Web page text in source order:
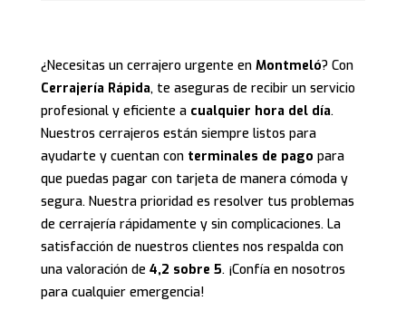
¿Necesitas un cerrajero urgente en Montmeló? Con
Cerrajería Rápida, te aseguras de recibir un servicio
profesional y eficiente a cualquier hora del día.
Nuestros cerrajeros están siempre listos para
ayudarte y cuentan con terminales de pago para
que puedas pagar con tarjeta de manera cómoda y
segura. Nuestra prioridad es resolver tus problemas
de cerrajería rápidamente y sin complicaciones. La
satisfacción de nuestros clientes nos respalda con
una valoración de 4,2 sobre 5. ¡Confía en nosotros
para cualquier emergencia!